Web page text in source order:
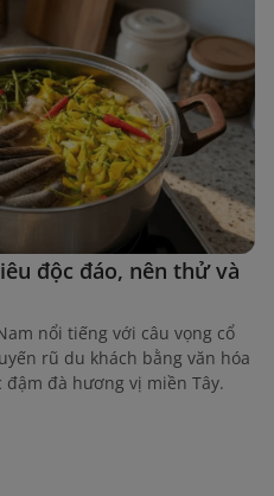
độc đáo, nên thử và
nổi tiếng với câu vọng cổ
rũ du khách bằng văn hóa
đà hương vị miền Tây.